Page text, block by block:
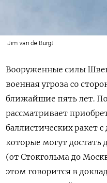
Jim van de Burgt
Вооруженные силы
военная угроза со
ближайшие пять лет.
рассматривает
баллистических ракет
которые могут достать
(от Стокгольма до
этом говорится в